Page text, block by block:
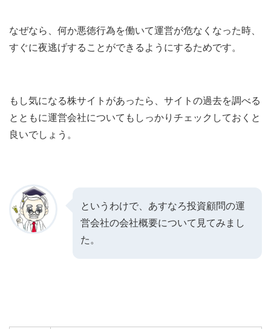
なぜなら、何か悪徳行為を働いて運営が危なくなった時、
すぐに夜逃げすることができるようにするためです。
もし気になる株サイトがあったら、サイトの過去を調べる
とともに運営会社についてもしっかりチェックしておくと
良いでしょう。
というわけで、あすなろ投資顧問の運
営会社の会社概要について見てみまし
た。